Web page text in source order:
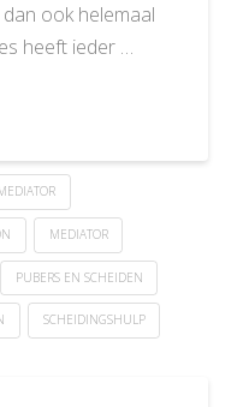
ook helemaal
heeft ieder …
MEDIATOR
PUBERS EN SCHEIDEN
SCHEIDINGSHULP